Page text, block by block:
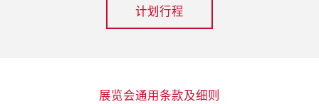
计划行程
展览会通用条款及细则